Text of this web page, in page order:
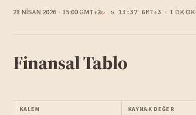
28 NISAN 2026 15:00 GMT+3 ↻ 13:37 GMT+3 1 DK
Finansal Tablo
KALEM KAYNAK DEĞER